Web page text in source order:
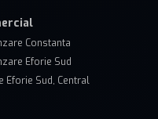
Constanta
Eforie Sud
Eforie Sud, Central